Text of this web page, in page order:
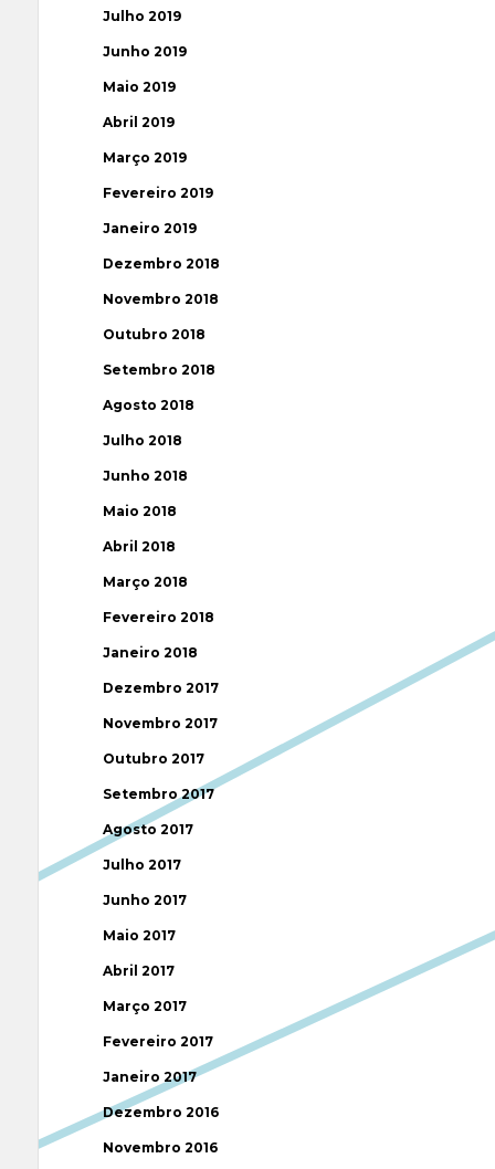
Julho 2019
Junho 2019
Maio 2019
Abril 2019
Março 2019
Fevereiro 2019
Janeiro 2019
Dezembro 2018
Novembro 2018
Outubro 2018
Setembro 2018
Agosto 2018
Julho 2018
Junho 2018
Maio 2018
Abril 2018
Março 2018
Fevereiro 2018
Janeiro 2018
Dezembro 2017
Novembro 2017
Outubro 2017
Setembro 2017
Agosto 2017
Julho 2017
Junho 2017
Maio 2017
Abril 2017
Março 2017
Fevereiro 2017
Janeiro 2017
Dezembro 2016
Novembro 2016